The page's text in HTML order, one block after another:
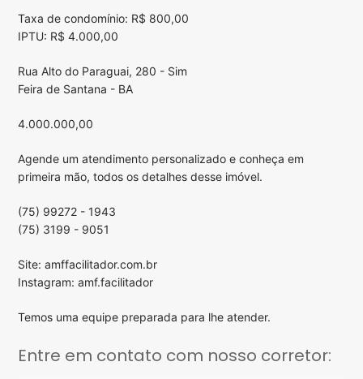
Taxa de condomínio: R$ 800,00
IPTU: R$ 4.000,00
Rua Alto do Paraguai, 280 - Sim
Feira de Santana - BA
4.000.000,00
Agende um atendimento personalizado e conheça em
primeira mão, todos os detalhes desse imóvel.
(75) 99272 - 1943
(75) 3199 - 9051
Site: amffacilitador.com.br
Instagram: amf.facilitador
Temos uma equipe preparada para lhe atender.
Entre em contato com nosso corretor: